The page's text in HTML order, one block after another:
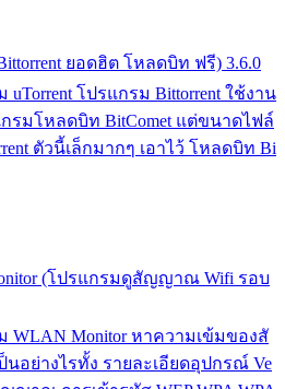
ยอดฮิต โหลดบิท ฟรี) 3.6.0
โปรแกรม Bittorrent ใช้งาน
รมโหลดบิท BitComet แต่ขนาดไฟล์
ตัวนี้เล็กมากๆ เอาไว้ โหลดบิท Bi
(โปรแกรมดูสัญญาณ Wifi รอบ
WLAN Monitor หาความเข้มของสั
นอย่างไรทั้ง รายละเอียดอุปกรณ์ Ve